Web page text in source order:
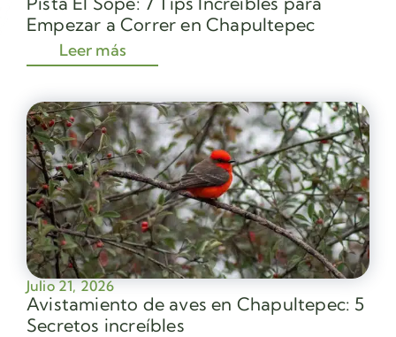
Empezar a Correr en Chapultepec
Leer más
Julio 21, 2026
Avistamiento de aves en Chapultepec: 5
Secretos increíbles